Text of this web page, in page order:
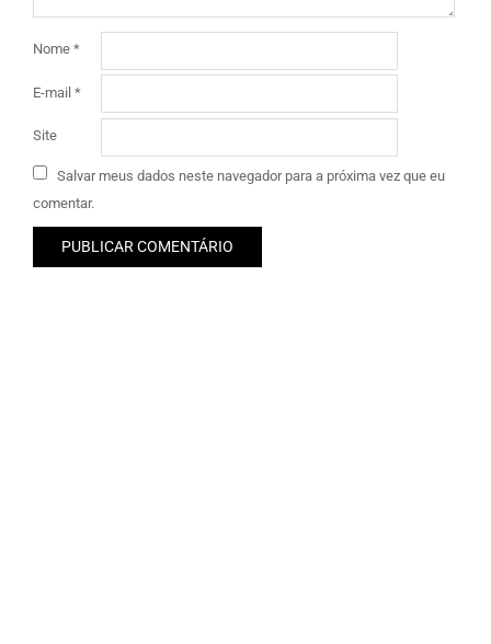
Nome *
E-mail *
Site
Salvar meus dados neste navegador para a próxima vez que eu
comentar.